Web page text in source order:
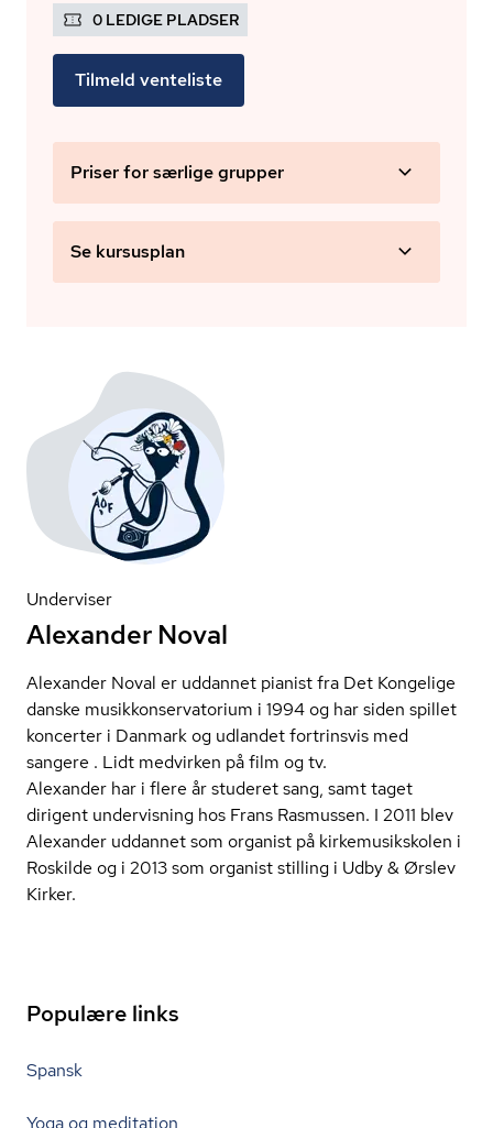
0 LEDIGE PLADSER
Tilmeld venteliste
Priser for særlige grupper
Se kursusplan
Underviser
Alexander Noval
Alexander Noval er uddannet pianist fra Det Kongelige
danske mu­sik­kon­ser­va­to­ri­um i 1994 og har siden spillet
koncerter i Danmark og udlandet fortrinsvis med
sangere . Lidt medvirken på film og tv.
Alexander har i flere år studeret sang, samt taget
dirigent undervisning hos Frans Rasmussen. I 2011 blev
Alexander uddannet som organist på kir­kemu­siks­ko­len i
Roskilde og i 2013 som organist stilling i Udby & Ørslev
Kirker.
Populære links
Spansk
Yoga og meditation